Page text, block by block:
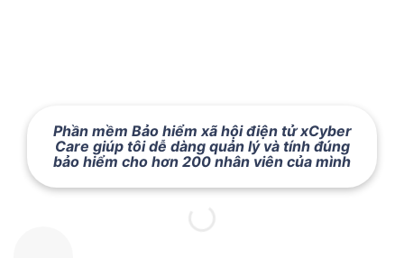
Phần mềm Bảo hiểm xã hội điện tử xCyber
Care giúp tôi dễ dàng quản lý và tính đúng
bảo hiểm cho hơn 200 nhân viên của mình